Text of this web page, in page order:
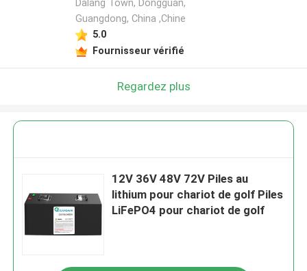
Dalang Town, Dongguan,
Guangdong, China ,Chine
5.0
Fournisseur vérifié
Regardez plus
12V 36V 48V 72V Piles au
lithium pour chariot de golf Piles
LiFePO4 pour chariot de golf